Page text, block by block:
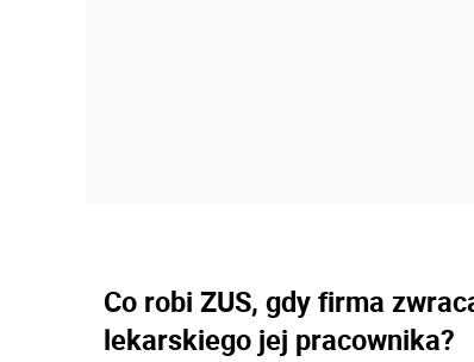
Co robi ZUS, gdy firma
lekarskiego jej pracownika?